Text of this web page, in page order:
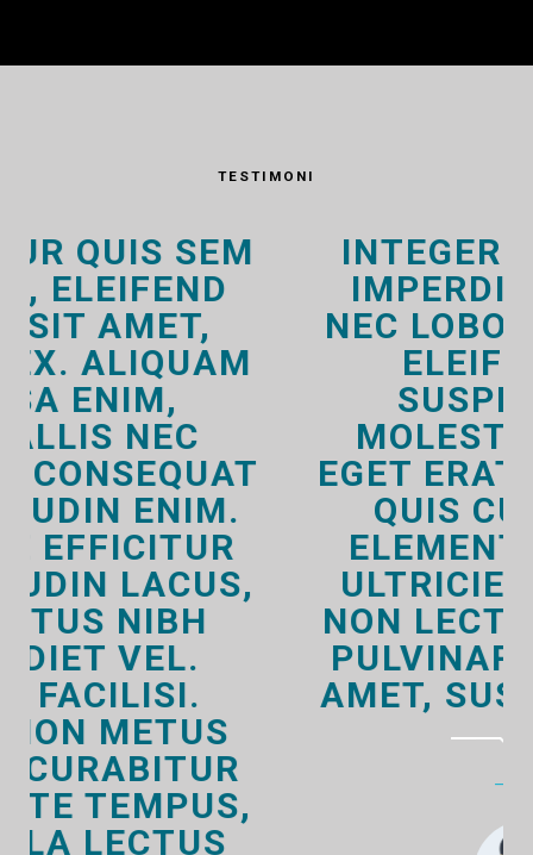
TESTIMONI
INTEGER BIBENDUM
IMPERDIET PURUS,
NEC LOBORTIS DOLOR
ELEIFEND EU.
SUSPENDISSE
MOLESTIE LECTUS
EGET ERAT COMMODO,
QUIS CURSUS MI
ELEMENTUM. IN AT
ULTRICIES DIAM. UT
NON LECTUS LACINIA,
PULVINAR NULLA SIT
AMET, SUSCIPIT URNA